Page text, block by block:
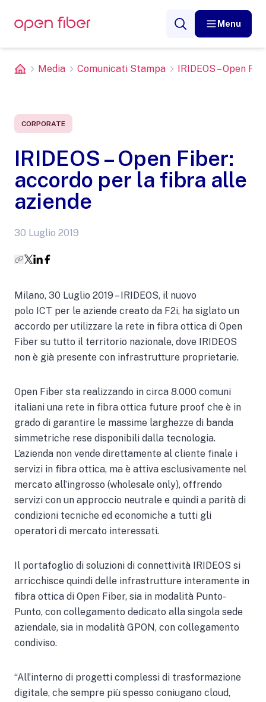
Menu
Media Comunicati Stampa IRIDEOS – Open
CORPORATE
IRIDEOS – Open Fiber:
accordo per la fibra alle
aziende
30 Luglio 2019
Milano, 30 Luglio 2019 – IRIDEOS, il nuovo
polo ICT per le aziende creato da F2i, ha siglato un
accordo per utilizzare la rete in fibra ottica di Open
Fiber su tutto il territorio nazionale, dove IRIDEOS
non è già presente con infrastrutture proprietarie.
Open Fiber sta realizzando in circa 8.000 comuni
italiani una rete in fibra ottica future proof che è in
grado di garantire le massime larghezze di banda
simmetriche rese disponibili dalla tecnologia.
L’azienda non vende direttamente al cliente finale i
servizi in fibra ottica, ma è attiva esclusivamente nel
mercato all’ingrosso (wholesale only), offrendo
servizi con un approccio neutrale e quindi a parità di
condizioni tecniche ed economiche a tutti gli
operatori di mercato interessati.
Il portafoglio di soluzioni di connettività IRIDEOS si
arricchisce quindi delle infrastrutture interamente in
fibra ottica di Open Fiber, sia in modalità Punto-
Punto, con collegamento dedicato alla singola sede
aziendale, sia in modalità GPON, con collegamento
condiviso.
“All’interno di progetti complessi di trasformazione
digitale, che sempre più spesso coniugano cloud,